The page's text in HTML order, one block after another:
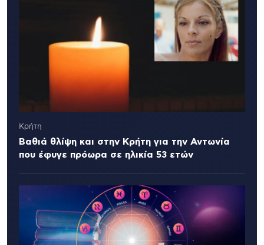
Κρήτη
Βαθιά θλίψη και στην Κρήτη για την Αντωνία
που έφυγε πρόωρα σε ηλικία 53 ετών